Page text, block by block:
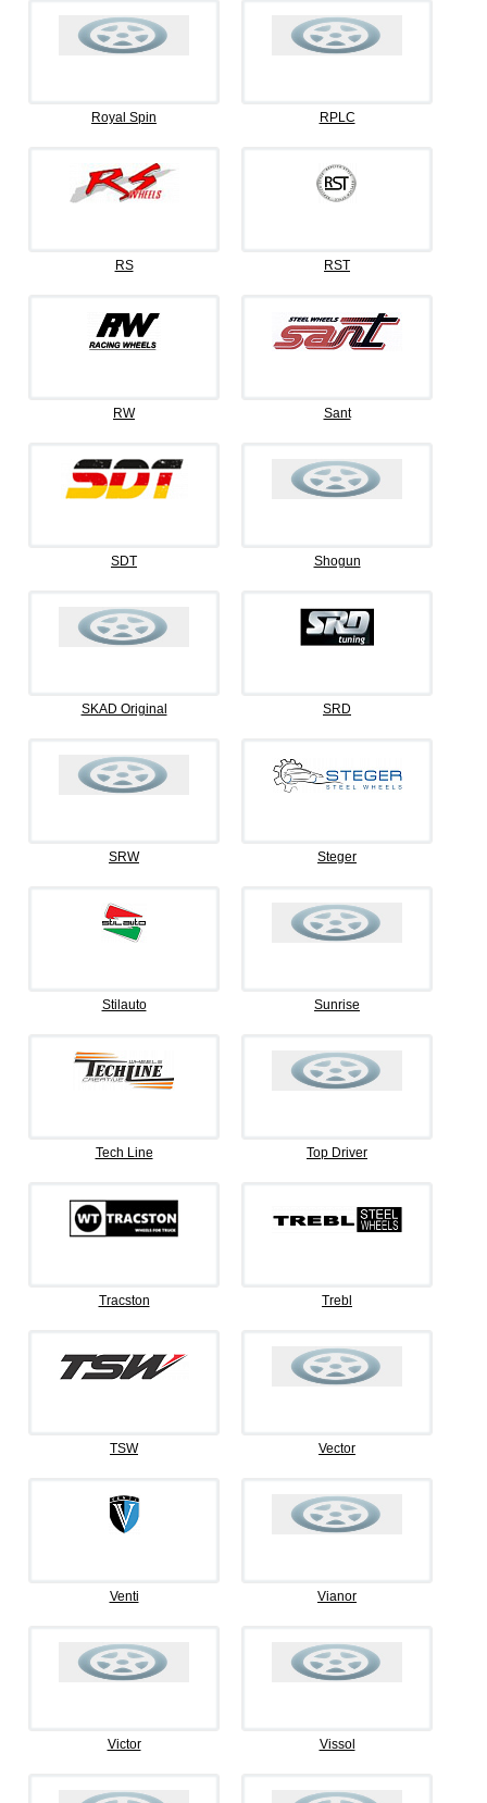
Royal Spin RPLC
RS RST
RW Sant
SDT Shogun
SKAD Original SRD
SRW Steger
Stilauto Sunrise
Tech Line Top Driver
Tracston Trebl
TSW Vector
Venti Vianor
Victor Vissol